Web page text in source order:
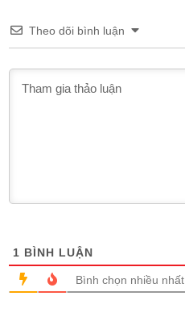
Theo dõi bình luận
1 BÌNH LUẬN
Bình chọn nhiều nhất